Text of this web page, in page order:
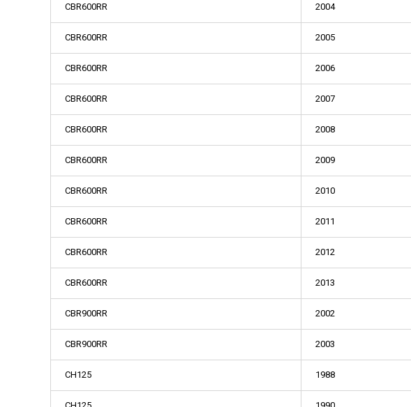
CBR600RR 2004
CBR600RR 2005
CBR600RR 2006
CBR600RR 2007
CBR600RR 2008
CBR600RR 2009
CBR600RR 2010
CBR600RR 2011
CBR600RR 2012
CBR600RR 2013
CBR900RR 2002
CBR900RR 2003
CH125 1988
CH125 1990